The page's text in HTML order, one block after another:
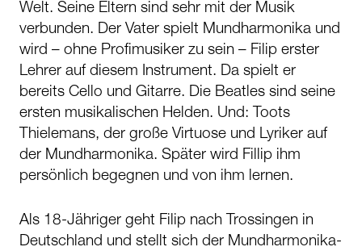
Welt. Seine Eltern sind sehr mit der Musik
verbunden. Der Vater spielt Mundharmonika und
wird – ohne Profimusiker zu sein – Filip erster
Lehrer auf diesem Instrument. Da spielt er
bereits Cello und Gitarre. Die Beatles sind seine
ersten musikalischen Helden. Und: Toots
Thielemans, der große Virtuose und Lyriker auf
der Mundharmonika. Später wird Fillip ihm
persönlich begegnen und von ihm lernen.
Als 18-Jähriger geht Filip nach Trossingen in
Deutschland und stellt sich der Mundharmonika-